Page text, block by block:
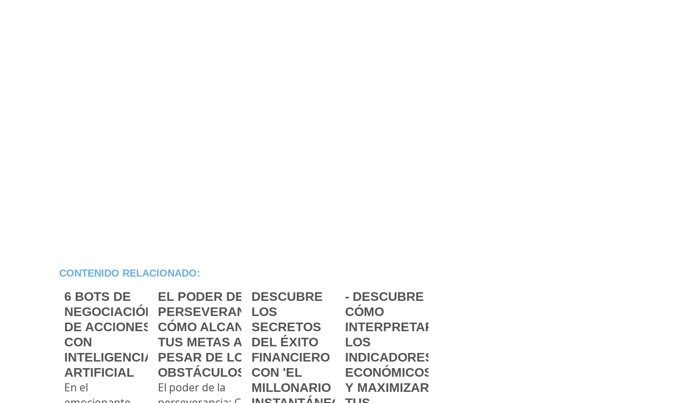
CONTENIDO RELACIONADO:
6 BOTS DE
NEGOCIACIÓN
DE ACCIONES
CON
INTELIGENCIA
ARTIFICIAL
En el
EL PODER DE LA
PERSEVERANCIA:
CÓMO ALCANZAR
TUS METAS A
PESAR DE LOS
OBSTÁCULOS
El poder de la
DESCUBRE
LOS
SECRETOS
DEL ÉXITO
FINANCIERO
CON 'EL
MILLONARIO
- DESCUBRE
CÓMO
INTERPRETAR
LOS
INDICADORES
ECONÓMICOS
Y MAXIMIZAR